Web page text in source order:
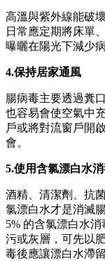
高溫與紫外線能破
日常應定期將床單
曝曬在陽光下減少
4.保持居家通風
腸病毒主要透過糞
也容易會使空氣中
戶或將對流窗戶開
會。
5.使用含氯漂白水
酒精、清潔劑、抗
氯漂白水才是消滅
5% 的含氯漂白水
污或灰層，可先以
毒後應讓漂白水滯